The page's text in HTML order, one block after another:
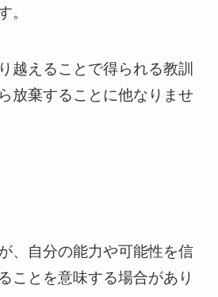
。
越えることで得られる教訓
放棄することに他なりませ
、自分の能力や可能性を信
ことを意味する場合があり